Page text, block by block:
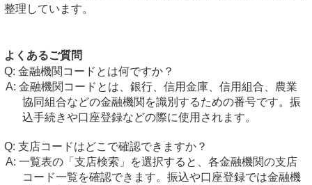
整理しています。
よくあるご質問
金融機関コードとは何ですか？
金融機関コードとは、銀行、信用金庫、信用組合、農業
協同組合などの金融機関を識別するための番号です。振
込手続きや口座登録などの際に使用されます。
支店コードはどこで確認できますか？
一覧表の「支店検索」を選択すると、各金融機関の支店
コード一覧を確認できます。振込や口座登録では金融機